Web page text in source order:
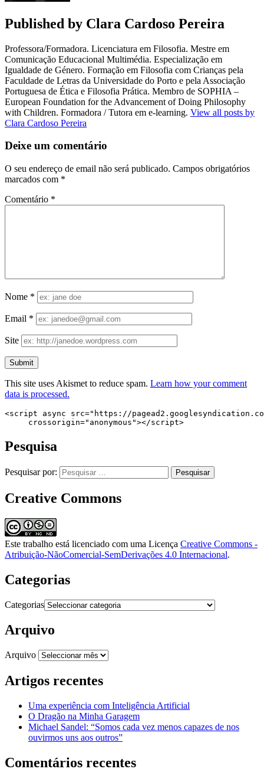
Published by Clara Cardoso Pereira
Professora/Formadora. Licenciatura em Filosofia. Mestre em
Comunicação Educacional Multimédia. Especialização em
Igualdade de Género. Formação em Filosofia com Crianças pela
Faculdade de Letras da Universidade do Porto e pela Associação
Portuguesa de Ética e Filosofia Prática. Membro de SOPHIA –
European Foundation for the Advancement of Doing Philosophy
with Children. Formadora / Tutora em e-learning. View all posts by
Clara Cardoso Pereira
Deixe um comentário
O seu endereço de email não será publicado. Campos obrigatórios
marcados com *
Comentário *
Nome *
Email *
Site
This site uses Akismet to reduce spam. Learn how your comment
data is processed.
<script async src="https://
     crossorigin="anonymous"></script>
Pesquisa
Pesquisar por:
Creative Commons
Este trabalho está licenciado com uma Licença Creative Commons -
Atribuição-NãoComercial-SemDerivações 4.0 Internacional.
Categorias
Categorias
Arquivo
Arquivo
Artigos recentes
Uma experiência com Inteligência Artificial
O Dragão na Minha Garagem
Michael Sandel: “Somos cada vez menos capazes de nos
ouvirmos uns aos outros”
Comentários recentes